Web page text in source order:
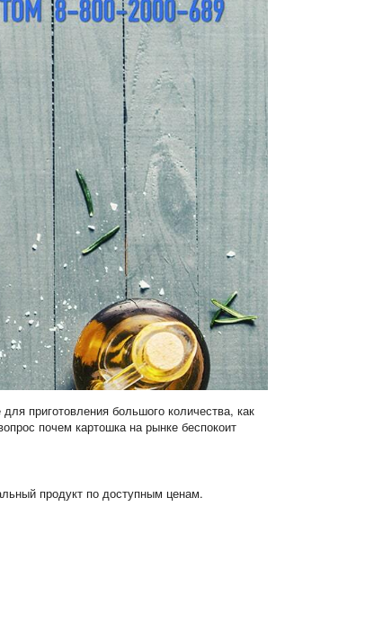
приготовления большого количества, как
почем картошка на рынке беспокоит
продукт по доступным ценам.